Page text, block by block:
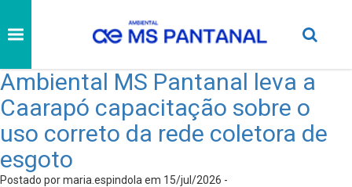
Ambiental MS Pantanal leva a
Caarapó capacitação sobre o
uso correto da rede coletora de
esgoto
Postado por maria.espindola em 15/jul/2026 -